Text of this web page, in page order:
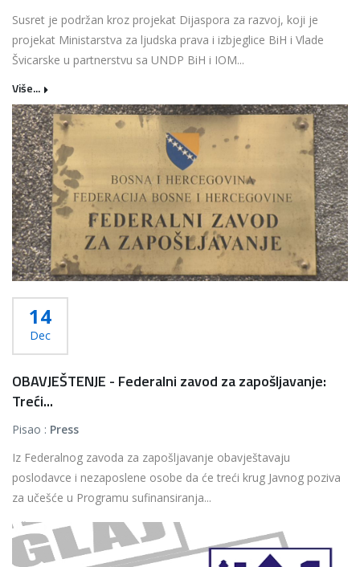
Susret je podržan kroz projekat Dijaspora za razvoj, koji je
projekat Ministarstva za ljudska prava i izbjeglice BiH i Vlade
Švicarske u partnerstvu sa UNDP BiH i IOM...
Više...
14
Dec
OBAVJEŠTENJE - Federalni zavod za zapošljavanje:
Treći...
Pisao : Press
Iz Federalnog zavoda za zapošljavanje obavještavaju
poslodavce i nezaposlene osobe da će treći krug Javnog poziva
za učešće u Programu sufinansiranja...
Više...